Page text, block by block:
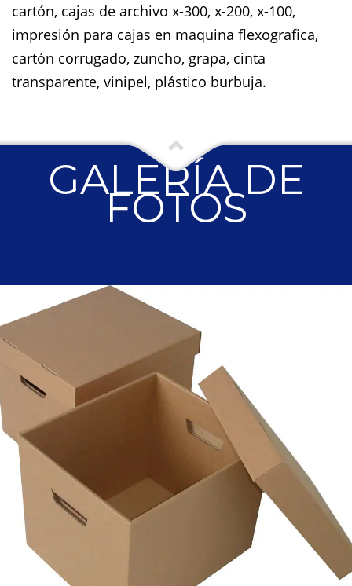
cartón, cajas de archivo x-300, x-200, x-100,
impresión para cajas en maquina flexografica,
cartón corrugado, zuncho, grapa, cinta
transparente, vinipel, plástico burbuja.
GALERÍA DE
FOTOS